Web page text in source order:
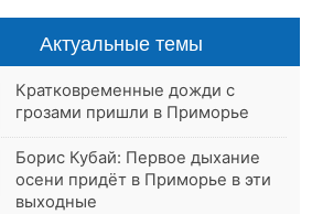
Актуальные темы
Кратковременные дожди с
грозами пришли в Приморье
Борис Кубай: Первое дыхание
осени придёт в Приморье в эти
выходные